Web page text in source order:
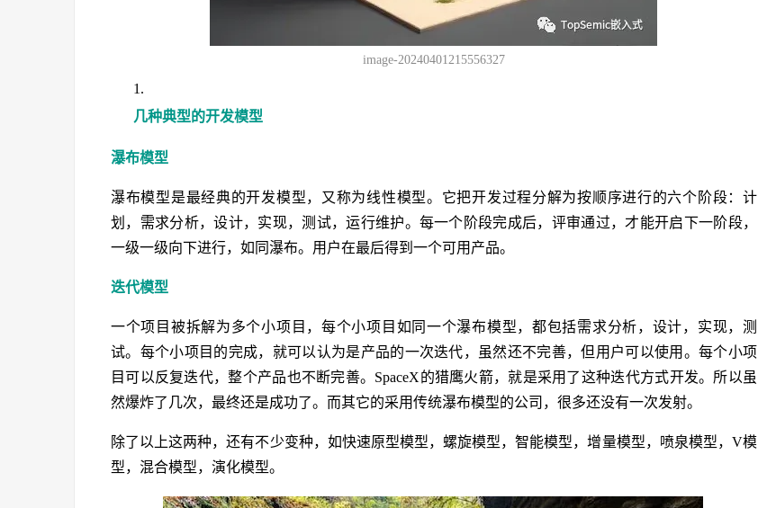
image-20240401215556327
几种典型的开发模型
瀑布模型
瀑布模型是最经典的开发模型，又称为线性模型。它把开发过程分解为按顺序进行的六个阶段：计
划，需求分析，设计，实现，测试，运行维护。每一个阶段完成后，评审通过，才能开启下一阶段，
一级一级向下进行，如同瀑布。用户在最后得到一个可用产品。
迭代模型
一个项目被拆解为多个小项目，每个小项目如同一个瀑布模型，都包括需求分析，设计，实现，测
试。每个小项目的完成，就可以认为是产品的一次迭代，虽然还不完善，但用户可以使用。每个小项
目可以反复迭代，整个产品也不断完善。SpaceX的猎鹰火箭，就是采用了这种迭代方式开发。所以虽
然爆炸了几次，最终还是成功了。而其它的采用传统瀑布模型的公司，很多还没有一次发射。
除了以上这两种，还有不少变种，如快速原型模型，螺旋模型，智能模型，增量模型，喷泉模型，V模
型，混合模型，演化模型。